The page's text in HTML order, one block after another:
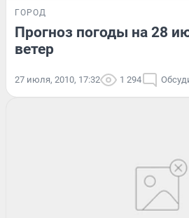
ГОРОД
Прогноз погоды на 28
ветер
27 июля, 2010, 17:32 1 294